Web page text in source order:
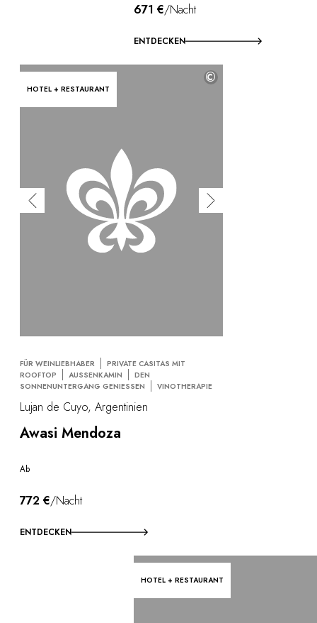
671 €/Nacht
ENTDECKEN
HOTEL + RESTAURANT
©
FÜR WEINLIEBHABER
PRIVATE CASITAS MIT
ROOFTOP
AUSSENKAMIN
DEN
SONNENUNTERGANG GENIESSEN
VINOTHERAPIE
Lujan de Cuyo, Argentinien
Awasi Mendoza
Ab
772 €/Nacht
ENTDECKEN
HOTEL + RESTAURANT